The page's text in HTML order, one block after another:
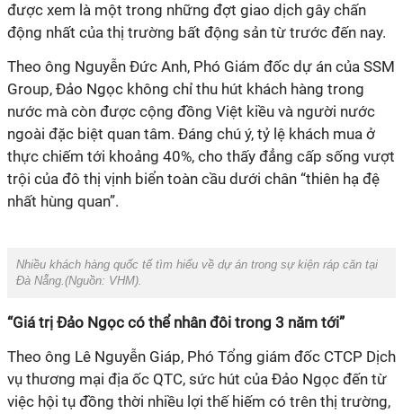
được xem là một trong những đợt giao dịch gây chấn
động nhất của thị trường bất động sản từ trước đến nay.
Theo ông Nguyễn Đức Anh, Phó Giám đốc dự án của SSM
Group, Đảo Ngọc không chỉ thu hút khách hàng trong
nước mà còn được cộng đồng Việt kiều và người nước
ngoài đặc biệt quan tâm. Đáng chú ý, tỷ lệ khách mua ở
thực chiếm tới khoảng 40%, cho thấy đẳng cấp sống vượt
trội của đô thị vịnh biển toàn cầu dưới chân “thiên hạ đệ
nhất hùng quan”.
Nhiều khách hàng quốc tế tìm hiểu về dự án trong sự kiện ráp căn tại
Đà Nẵng.(Nguồn: VHM).
“Giá trị Đảo Ngọc có thể nhân đôi trong 3 năm tới”
Theo ông Lê Nguyễn Giáp, Phó Tổng giám đốc CTCP Dịch
vụ thương mại địa ốc QTC, sức hút của Đảo Ngọc đến từ
việc hội tụ đồng thời nhiều lợi thế hiếm có trên thị trường,